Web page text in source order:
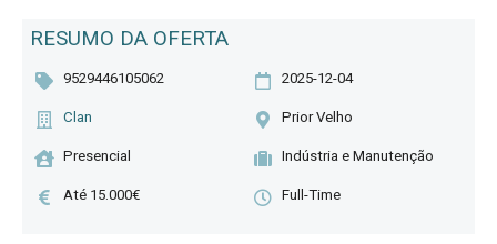
RESUMO DA OFERTA
9529446105062 2025-12-04
Clan Prior Velho
Presencial Indústria e Manutenção
Até 15.000€ Full-Time